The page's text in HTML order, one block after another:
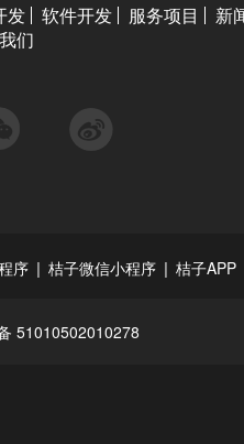
发 软件开发 服务项目 新
们
微博
序 | 桔子微信小程序 | 桔子APP
51010502010278